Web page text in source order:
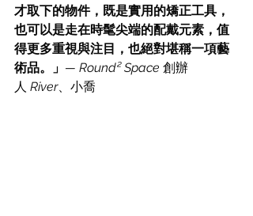
才取下的物件，既是實用的矯正工具，
也可以是走在時髦尖端的配戴元素，值
得更多重視與注目，也絕對堪稱一項藝
術品。」 — Round² Space 創辦
人 River、小喬